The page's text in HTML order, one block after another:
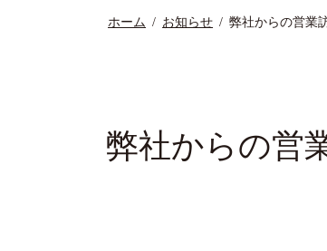
ホーム お知らせ 弊社からの営業
弊社からの営